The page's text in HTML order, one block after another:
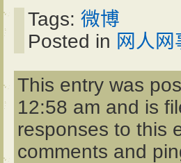
Tags: 微博
Posted in 网人网
This entry was
12:58 am and is
responses to this
comments and